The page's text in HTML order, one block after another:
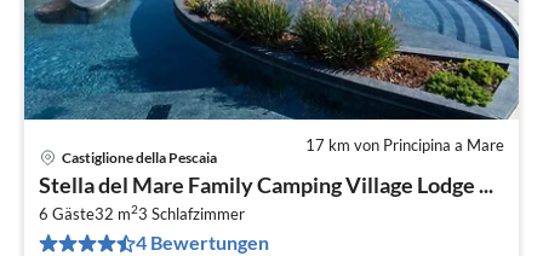
17 km von Principina a Mare
Castiglione della Pescaia
Stella del Mare Family Camping Village Lodge ...
6 Gäste32 m23 Schlafzimmer
4 Bewertungen